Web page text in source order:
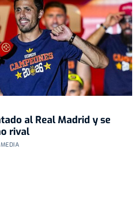
al Real Madrid y se
rival